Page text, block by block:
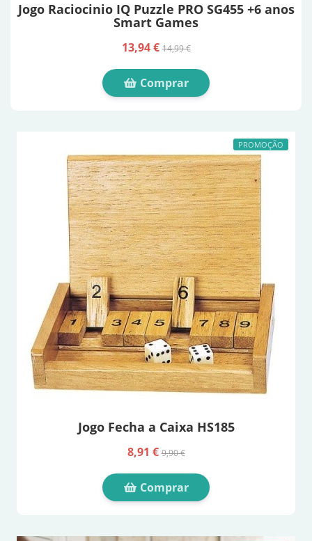
Jogo Raciocinio IQ Puzzle PRO SG455 +6 anos
Smart Games
13,94 €14,99 €
Comprar
PROMOÇÃO
Jogo Fecha a Caixa HS185
8,91 €9,90 €
Comprar